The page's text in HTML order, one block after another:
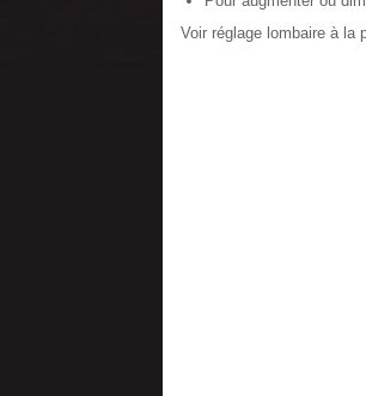
Voir réglage lombaire à la